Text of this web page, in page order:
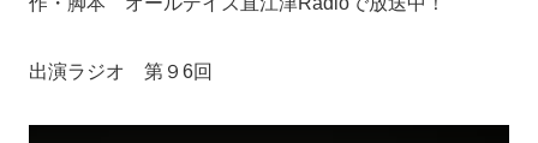
出演ラジオ 第９6回